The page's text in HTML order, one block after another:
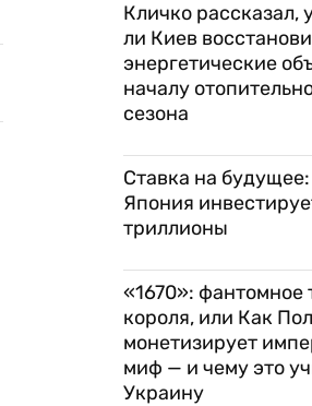
Кличко рассказал,
ли Киев
энергетические
началу
сезона
Ставка на
Япония
триллионы
«1670»: фантомное
короля, или Как
монетизирует
миф — и чему это
Украину